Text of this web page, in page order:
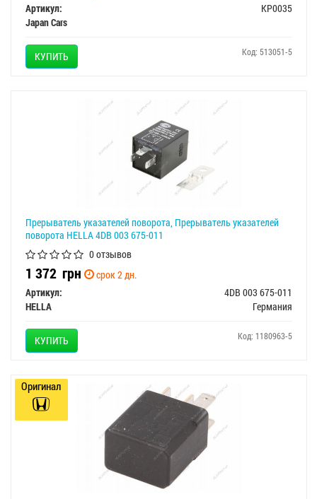
Артикул:
KP0035
Japan Cars
КУПИТЬ Код: 513051-5
Прерыватель указателей поворота, Прерыватель указателей
поворота HELLA 4DB 003 675-011
0 отзывов
1 372 грн
срок 2 дн.
Артикул:
4DB 003 675-011
HELLA
Германия
КУПИТЬ Код: 1180963-5
Оригинал